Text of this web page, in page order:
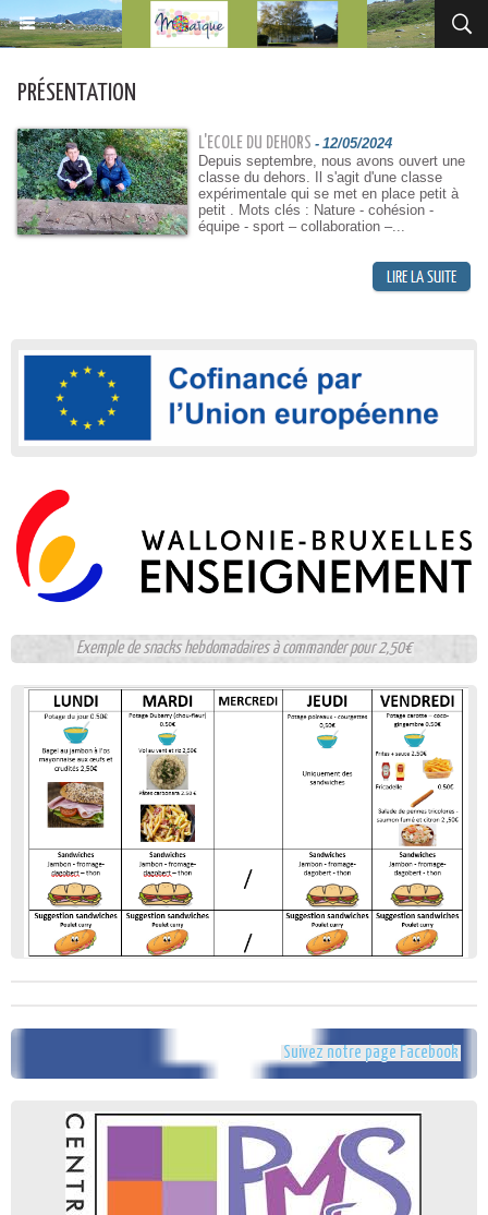
PRÉSENTATION
L'ECOLE DU DEHORS - 12/05/2024
Depuis septembre, nous avons ouvert une
classe du dehors. Il s'agit d'une classe
expérimentale qui se met en place petit à
petit . Mots clés : Nature - cohésion -
équipe - sport – collaboration –...
Exemple de snacks hebdomadaires à commander pour 2,50€
Suivez notre page Facebook